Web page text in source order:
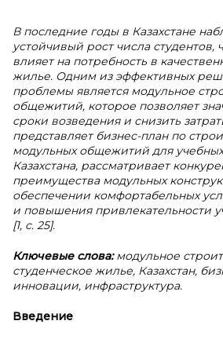
В последние годы в Казахстане
устойчивый рост числа студентов,
влияет на потребность в
жилье. Одним из эффективных
проблемы является модульное
общежитий, которое позволяет
сроки возведения и снизить
представляет бизнес-план по
модульных общежитий для
Казахстана, рассматривает
преимущества модульных
обеспечении комфортабельных
и повышения привлекательности
[1, с. 25].
Ключевые слова:модульное
студенческое жилье, Казахстан,
инновации, инфраструктура.
Введение